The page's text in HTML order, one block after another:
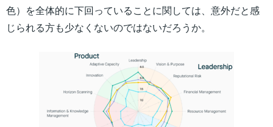
色）を全体的に下回っていることに関しては、意外だと感
じられる方も少なくないのではないだろうか。